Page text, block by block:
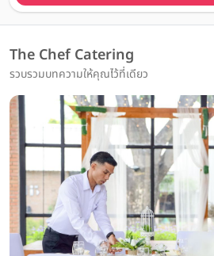
The Chef Catering
รวบรวมบทความให้คุณไว้ที่เดียว